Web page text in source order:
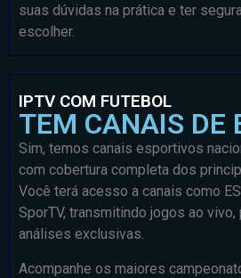
suas dúvidas na prática e ter
escolher.
IPTV COM FUTEBOL
TEM CANAIS DE
Sim, temos canais esportivos
com cobertura completa dos
Você terá acesso a canais como
SporTV, transmitindo jogos ao
análises exclusivas.
Acompanhe os maiores